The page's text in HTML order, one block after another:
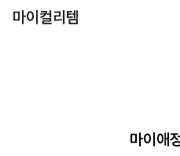
마이컬리템
마이애